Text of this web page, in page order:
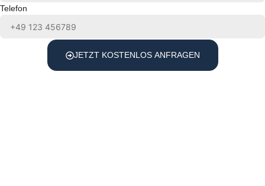
Telefon
JETZT KOSTENLOS ANFRAGEN